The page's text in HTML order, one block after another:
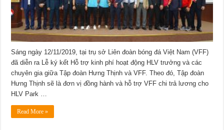
Sáng ngày 12/11/2019, tại trụ sở Liên đoàn bóng đá Việt Nam (VFF)
đã diễn ra Lễ ký kết Hỗ trợ kinh phí hoạt động HLV trưởng và các
chuyên gia giữa Tập đoàn Hưng Thịnh và VFF. Theo đó, Tập đoàn
Hưng Thịnh sẽ là đơn vị đồng hành và hỗ trợ VFF chi trả lương cho
HLV Park …
Read More »